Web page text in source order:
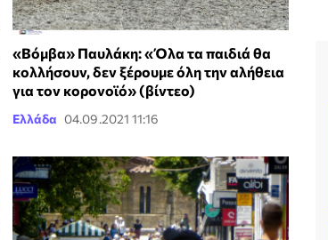
«Βόμβα» Παυλάκη: «Όλα τα παιδιά θα
κολλήσουν, δεν ξέρουμε όλη την αλήθεια
για τον κορονοϊό» (βίντεο)
Ελλάδα 04.09.2021 11:16